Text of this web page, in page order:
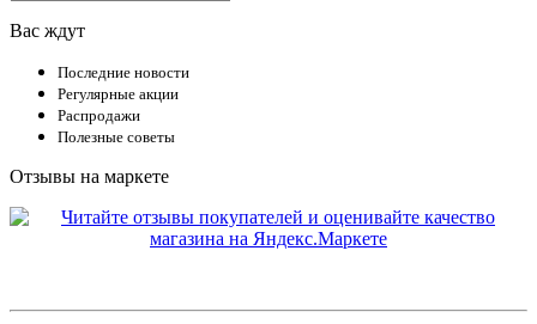
Вас ждут
Последние новости
Регулярные акции
Распродажи
Полезные советы
Отзывы на маркете